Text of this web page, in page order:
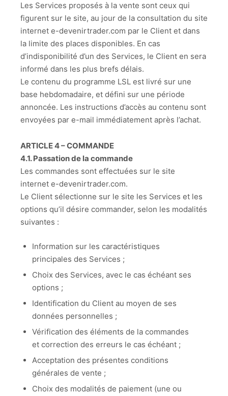
Les Services proposés à la vente sont ceux qui
figurent sur le site, au jour de la consultation du site
internet e-devenirtrader.com par le Client et dans
la limite des places disponibles. En cas
d’indisponibilité d’un des Services, le Client en sera
informé dans les plus brefs délais.
Le contenu du programme LSL est livré sur une
base hebdomadaire, et défini sur une période
annoncée. Les instructions d’accès au contenu sont
envoyées par e-mail immédiatement après l’achat.
ARTICLE 4 – COMMANDE
4.1. Passation de la commande
Les commandes sont effectuées sur le site
internet e-devenirtrader.com.
Le Client sélectionne sur le site les Services et les
options qu’il désire commander, selon les modalités
suivantes :
Information sur les caractéristiques
principales des Services ;
Choix des Services, avec le cas échéant ses
options ;
Identification du Client au moyen de ses
données personnelles ;
Vérification des éléments de la commandes
et correction des erreurs le cas échéant ;
Acceptation des présentes conditions
générales de vente ;
Choix des modalités de paiement (une ou